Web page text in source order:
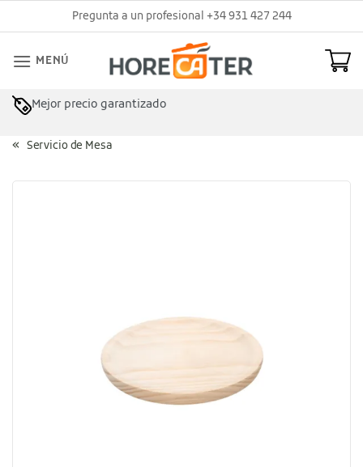
al
Pregunta a un profesional +34 931 427 244
MENÚ
Mejor precio garantizado
Servicio de Mesa